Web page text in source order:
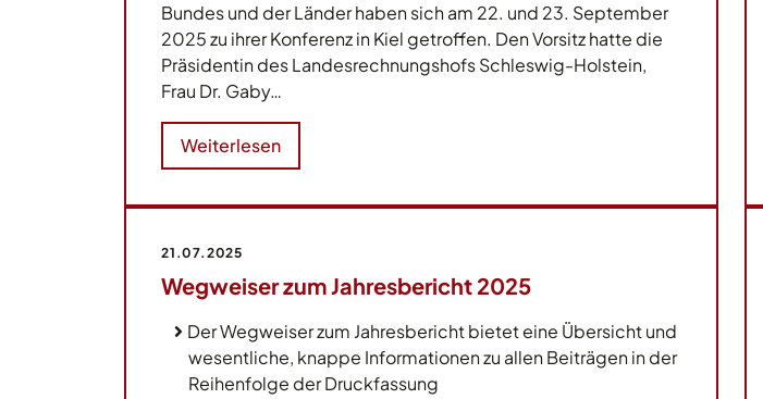
Bundes und der Länder haben sich am 22. und 23. September
2025 zu ihrer Konferenz in Kiel getroffen. Den Vorsitz hatte die
Präsidentin des Landesrechnungshofs Schleswig-Holstein,
Frau Dr. Gaby…
Weiterlesen
21.07.2025
Wegweiser zum Jahresbericht 2025
Der Wegweiser zum Jahresbericht bietet eine Übersicht und
wesentliche, knappe Informationen zu allen Beiträgen in der
Reihenfolge der Druckfassung